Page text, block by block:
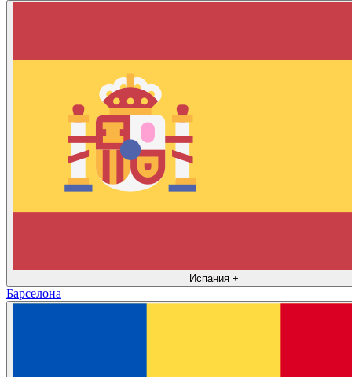
Испания +
Барселона